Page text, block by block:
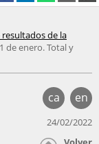
de la
de enero. Total y
ca en
24/02/2022